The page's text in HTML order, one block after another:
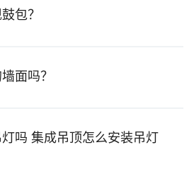
包？
面吗？
吗 集成吊顶怎么安装吊灯